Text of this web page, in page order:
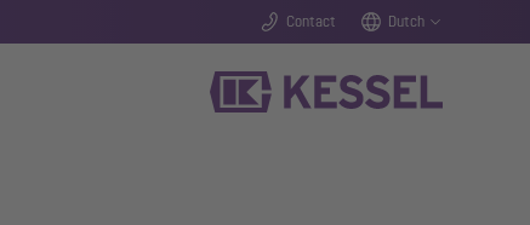
Contact Dutch